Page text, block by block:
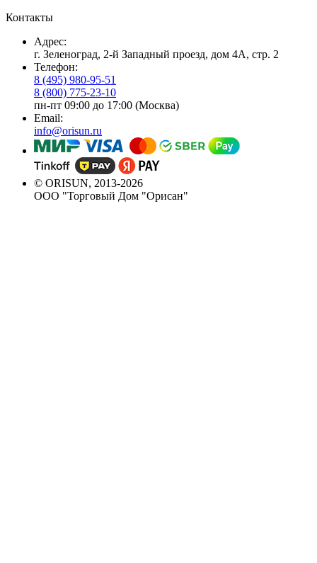
Контакты
Адрес:
г. Зеленоград, 2-й Западный проезд, дом 4А, стр. 2
Телефон:
8 (495) 980-95-51
8 (800) 775-23-10
пн-пт 09:00 до 17:00 (Москва)
Email:
info@orisun.ru
© ORISUN, 2013-2026
ООО "Торговый Дом "Орисан"